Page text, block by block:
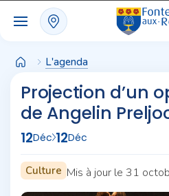
L'agenda
Projection d’un
de Angelin
12Déc 12Déc
Culture Mis à jour le 31
Panneau de gestion des cookies